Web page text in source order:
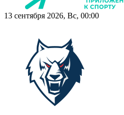
13 сентября 2026, Вс, 00:00